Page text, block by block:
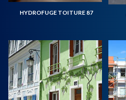
HYDROFUGE TOITURE 87